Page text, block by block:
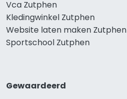
Vca Zutphen
Kledingwinkel Zutphen
Website laten maken Zutphen
Sportschool Zutphen
Gewaardeerd